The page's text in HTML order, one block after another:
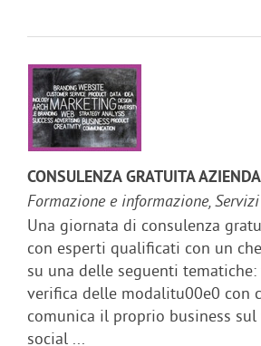
CONSULENZA GRATUITA
Formazione e informazione,
Una giornata di consulenza
con esperti qualificati con un
su una delle seguenti
verifica delle modalitu00e0 con
comunica il proprio business
social ...